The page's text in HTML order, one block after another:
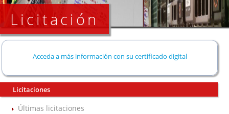
Licitación
Acceda a más información con su certificado digital
Licitaciones
Últimas licitaciones